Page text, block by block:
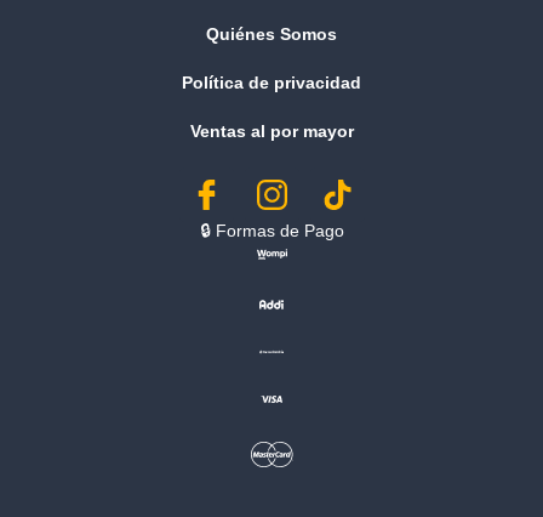
Quiénes Somos
Política de privacidad
Ventas al por mayor
🔒︎ Formas de Pago